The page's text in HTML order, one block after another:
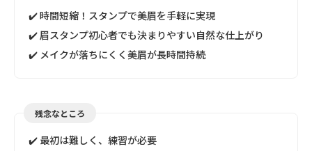
✔️ 時間短縮！スタンプで美眉を手軽に実現
✔️ 眉スタンプ初心者でも決まりやすい自然な仕上がり
✔️ メイクが落ちにくく美眉が長時間持続
残念なところ
✔️ 最初は難しく、練習が必要